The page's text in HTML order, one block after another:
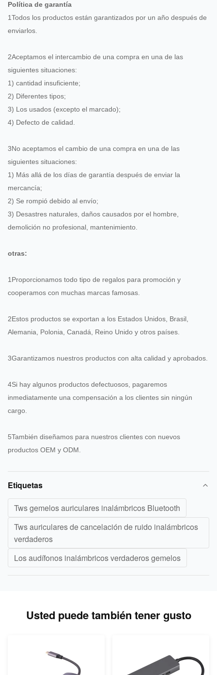
Política de garantía
1Todos los productos están garantizados por un año después de
enviarlos.
2Aceptamos el intercambio de una compra en una de las
siguientes situaciones:
1) cantidad insuficiente;
2) Diferentes tipos;
3) Los usados (excepto el marcado);
4) Defecto de calidad.
3No aceptamos el cambio de una compra en una de las
siguientes situaciones:
1) Más allá de los días de garantía después de enviar la
mercancía;
2) Se rompió debido al envío;
3) Desastres naturales, daños causados por el hombre,
demolición no profesional, mantenimiento.
otras:
1Proporcionamos todo tipo de regalos para promoción y
cooperamos con muchas marcas famosas.
2Estos productos se exportan a los Estados Unidos, Brasil,
Alemania, Polonia, Canadá, Reino Unido y otros países.
3Garantizamos nuestros productos con alta calidad y aprobados.
4Si hay algunos productos defectuosos, pagaremos
inmediatamente una compensación a los clientes sin ningún
cargo.
5También diseñamos para nuestros clientes con nuevos
productos OEM y ODM.
Etiquetas
Tws gemelos auriculares inalámbricos Bluetooth
Tws auriculares de cancelación de ruido inalámbricos
verdaderos
Los audífonos inalámbricos verdaderos gemelos
Usted puede también tener gusto